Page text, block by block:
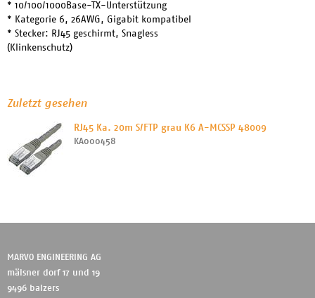
* 10/100/1000Base-TX-Unterstützung
* Kategorie 6, 26AWG, Gigabit kompatibel
* Stecker: RJ45 geschirmt, Snagless
(Klinkenschutz)
Zuletzt gesehen
RJ45 Ka. 20m S/FTP grau K6 A-MCSSP 48009
KA000458
MARVO ENGINEERING AG
mälsner dorf 17 und 19
9496 balzers